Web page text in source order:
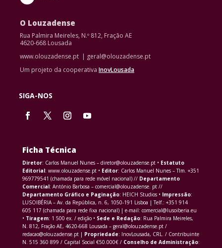
O Louzadense
Rua Palmira Meireles, N.º 812, Fração AE
4620-668 Lousada
www.olouzadense.pt | geral@olouzadense.pt
Um projeto da cooperativa InovLousada
SIGA-NOS
Ficha Técnica
Diretor: Carlos Manuel Nunes – diretor@olouzadense.pt • Estatuto
Editorial: www.olouzadense.pt • Editor: Carlos Manuel Nunes – Tlm. +351
969779541 (chamada para rede móvel nacional) // Departamento
Comercial: António Barbosa – comercial@olouzadense. pt //
Departamento Gráfico e Paginação: HEICH Studios • Impressão:
LUSOIBÉRIA – Av. da República, n. 6, 1050-191 Lisboa | Telf.: +351 914
605 117 (chamada para rede fixa nacional) | e-mail: comercial@lusoiberia.eu
• Tiragem: 1 500 ex. / edição • Sede e Redação: Rua Palmira Meireles,
N. 812, Fração AE, 4620-668 Lousada – geral@olouzadense.pt /
redacao@olouzadense.pt | Propriedade: InovLousada, CRL. / Contribuinte
N. 515 360 899 / Capital Social €50.000€ / Conselho de Administração: